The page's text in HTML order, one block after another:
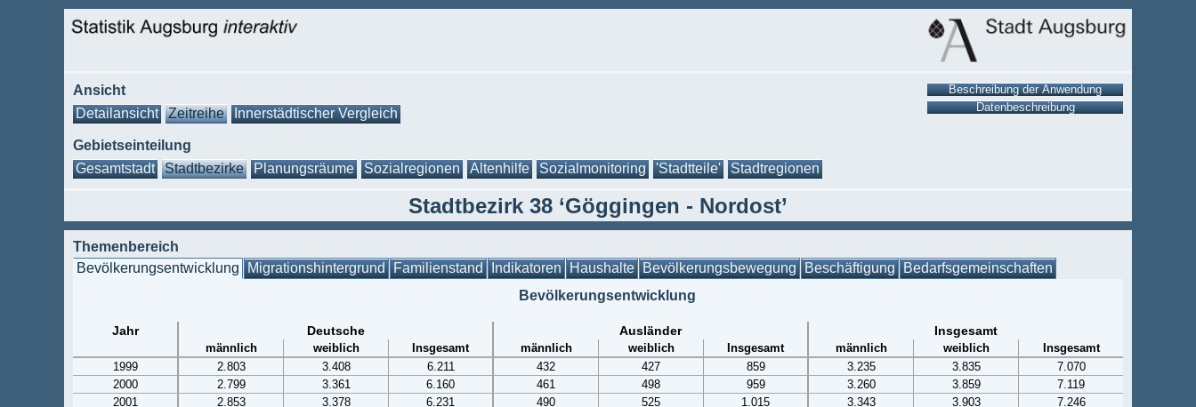
Ansicht
Detailansicht
Zeitreihe Innerstädtischer Vergleich
Gebietseinteilung
Gesamtstadt
Stadtbezirke Planungsräume Sozialregionen Altenhilfe Sozialmonitoring 'Stadtteile' Stadtregionen
Stadtbezirk 38 ‘Göggingen - Nordost’
Themenbereich
Bevölkerungsentwicklung Migrationshintergrund Familienstand Indikatoren Haushalte Bevölkerungsbewegung Beschäftigung Bedarfsgemeinschaften
Bevölkerungsentwicklung
Jahr Deutsche Ausländer Insgesamt
männlich weiblich Insgesamt männlich weiblich Insgesamt männlich weiblich
Insgesamt
1999
2.803 3.408 6.211 432 427 859 3.235 3.835
7.070
2000
2.799 3.361 6.160 461 498 959 3.260 3.859
7.119
2001
2.853 3.378 6.231 490 525 1.015 3.343 3.903
7.246